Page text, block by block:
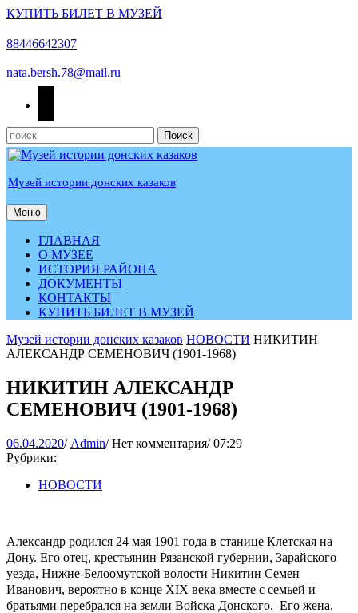
КУПИТЬ БИЛЕТ В МУЗЕЙ
к
88446642307
nata.bersh.78@mail.ru
Найти:
Музей истории донских казаков
МенюМеню
ГЛАВНАЯ
О МУЗЕЕ
ИСТОРИЯ РАЙОНА
ДОКУМЕНТЫ
КОНТАКТЫ
КУПИТЬ БИЛЕТ В МУЗЕЙ
КНОПКА
ЗАКРЫТЬ
Музей истории донских казаков НОВОСТИ НИКИТИН
АЛЕКСАНДР СЕМЕНОВИЧ (1901-1968)
НИКИТИН АЛЕКСАНДР
СЕМЕНОВИЧ (1901-1968)
06.04.202006.04.2020
/ AdminAdmin
/Нет комментария/07:29
Рубрики:
НОВОСТИ
Александр родился 24 мая 1901 года в станице Клетская на
Дону. Его отец, крестьянин Рязанской губернии, Зарайского
уезда, Нижне-Белоомутской волости Никитин Семен
Иванович, вероятно в конце XIX века вместе с семьей и
братьями перебрался на земли Войска Донского. Его жена,